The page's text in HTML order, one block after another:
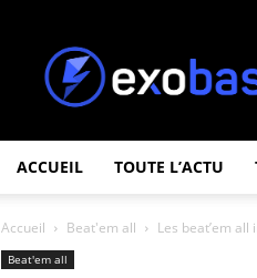
ACCUEIL TOUTE L’ACTU
Accueil Beat'em all Les beat’em
Beat'em all